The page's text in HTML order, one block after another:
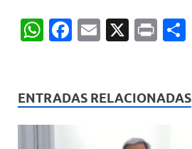
W
s
A
F
b
E
X
P
p
ENTRADAS RELACIONADAS